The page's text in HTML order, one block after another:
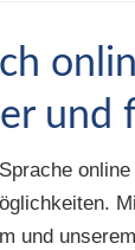
und
und